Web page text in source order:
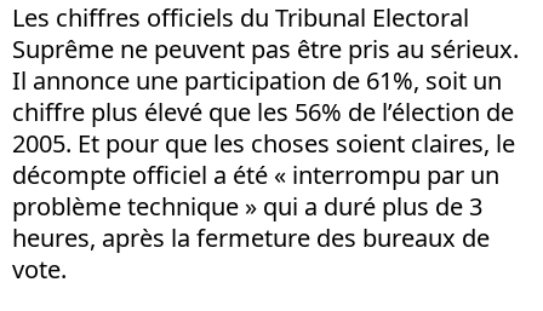
Les chiffres officiels du Tribunal Electoral
Suprême ne peuvent pas être pris au sérieux.
Il annonce une participation de 61%, soit un
chiffre plus élevé que les 56% de l’élection de
2005. Et pour que les choses soient claires, le
décompte officiel a été « interrompu par un
problème technique » qui a duré plus de 3
heures, après la fermeture des bureaux de
vote.